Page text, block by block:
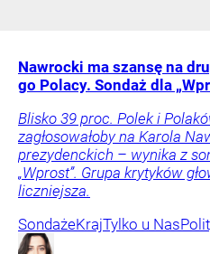
Nawrocki ma szansę na
go Polacy. Sondaż dla
Blisko 39 proc. Polek i
zagłosowałoby na Karola
prezydenckich – wynika z
„Wprost”. Grupa krytyków
liczniejsza.
SondażeKrajTylko u Nas